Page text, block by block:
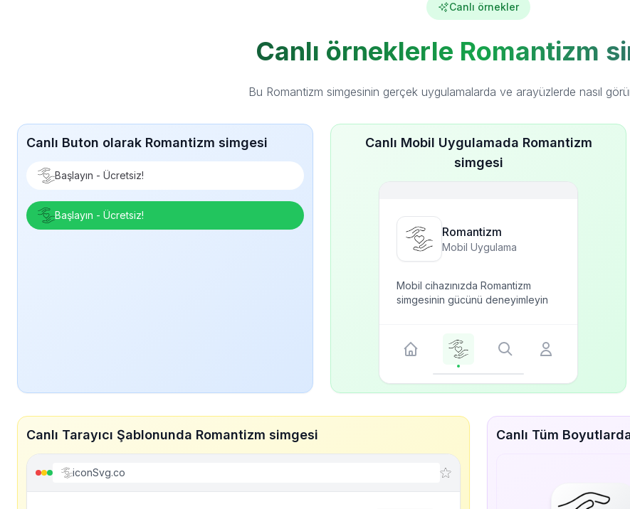
Canlı örnekler
Canlı örneklerle Romantizm
Bu Romantizm simgesinin gerçek uygulamalarda ve arayüzlerde nasıl
Canlı Buton olarak Romantizm simgesi
Başlayın - Ücretsiz!
Başlayın - Ücretsiz!
Canlı Mobil Uygulamada Romantizm
simgesi
Romantizm
Mobil Uygulama
Mobil cihazınızda Romantizm
simgesinin gücünü deneyimleyin
Canlı Tarayıcı Şablonunda Romantizm simgesi
iconSvg.co
Canlı Tüm